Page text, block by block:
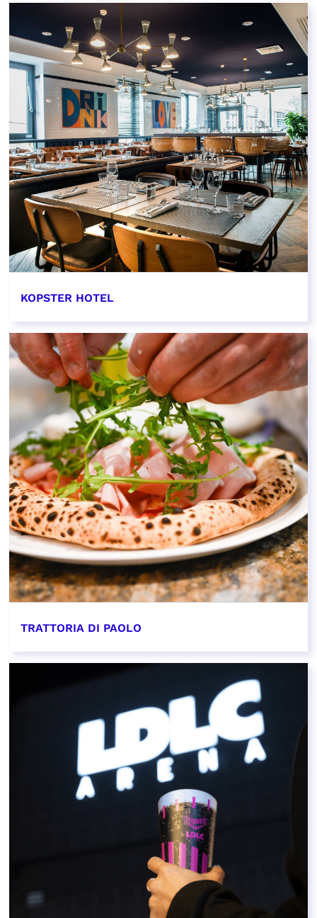
EN SAVOIR PLUS
KOPSTER HOTEL
EN SAVOIR PLUS
TRATTORIA DI PAOLO